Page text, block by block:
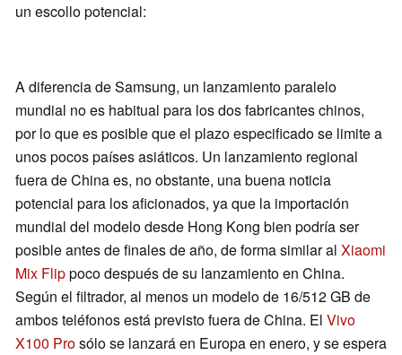
un escollo potencial:
A diferencia de Samsung, un lanzamiento paralelo
mundial no es habitual para los dos fabricantes chinos,
por lo que es posible que el plazo especificado se limite a
unos pocos países asiáticos. Un lanzamiento regional
fuera de China es, no obstante, una buena noticia
potencial para los aficionados, ya que la importación
mundial del modelo desde Hong Kong bien podría ser
posible antes de finales de año, de forma similar al Xiaomi
Mix Flippoco después de su lanzamiento en China.
Según el filtrador, al menos un modelo de 16/512 GB de
ambos teléfonos está previsto fuera de China. El Vivo
X100 Prosólo se lanzará en Europa en enero, y se espera